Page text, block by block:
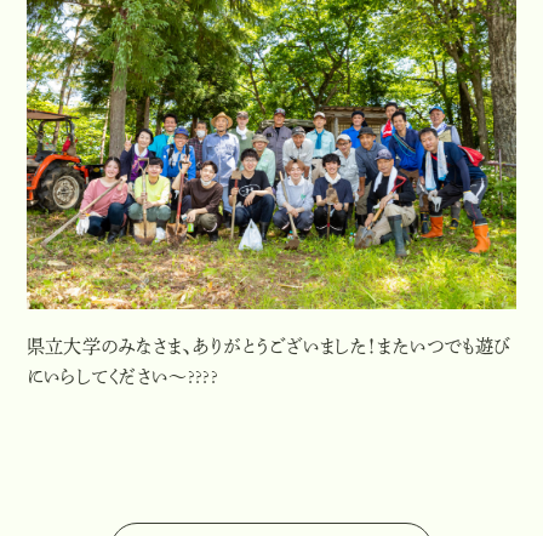
県立大学のみなさま、ありがとうございました！またいつでも遊び
にいらしてください〜????